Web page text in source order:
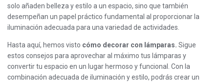
solo añaden belleza y estilo a un espacio, sino que también
desempeñan un papel práctico fundamental al proporcionar la
iluminación adecuada para una variedad de actividades.
Hasta aquí, hemos visto cómo decorar con lámparas. Sigue
estos consejos para aprovechar al máximo tus lámparas y
convertir tu espacio en un lugar hermoso y funcional. Con la
combinación adecuada de iluminación y estilo, podrás crear un